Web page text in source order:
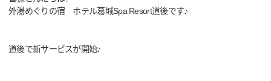
外湯めぐりの宿 ホテル葛城Spa Resort道後です♪
道後で新サービスが開始♪